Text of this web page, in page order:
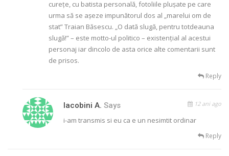
cureţe, cu batista personală, fotoliile pluşate pe care
urma să se aşeze impunătorul dos al „marelui om de
stat” Traian Băsescu. „O dată slugă, pentru totdeauna
slugă!” – este motto-ul politico – existenţial al acestui
personaj iar dincolo de asta orice alte comentarii sunt
de prisos.
Reply
Iacobini A. Says 12 ani ago
i-am transmis si eu ca e un nesimtit ordinar
Reply